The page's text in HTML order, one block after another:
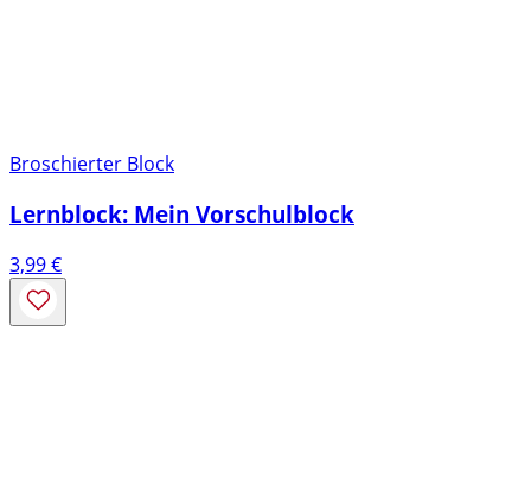
Broschierter Block
Lernblock: Mein Vorschulblock
3,99€